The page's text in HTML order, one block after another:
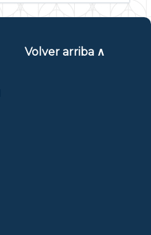
Volver arriba ∧